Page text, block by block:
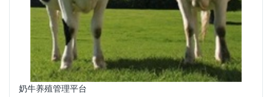
奶牛养殖管理平台